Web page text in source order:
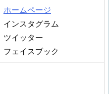
ホームページ
インスタグラム
ツイッター
フェイスブック